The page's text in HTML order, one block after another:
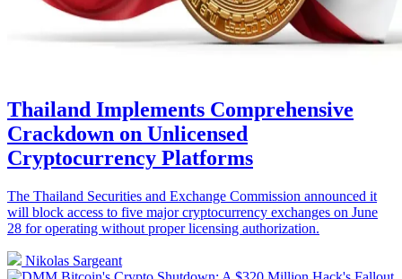
Thailand Implements Comprehensive
Crackdown on Unlicensed
Cryptocurrency Platforms
The Thailand Securities and Exchange Commission announced it
will block access to five major cryptocurrency exchanges on June
28 for operating without proper licensing authorization.
Nikolas Sargeant